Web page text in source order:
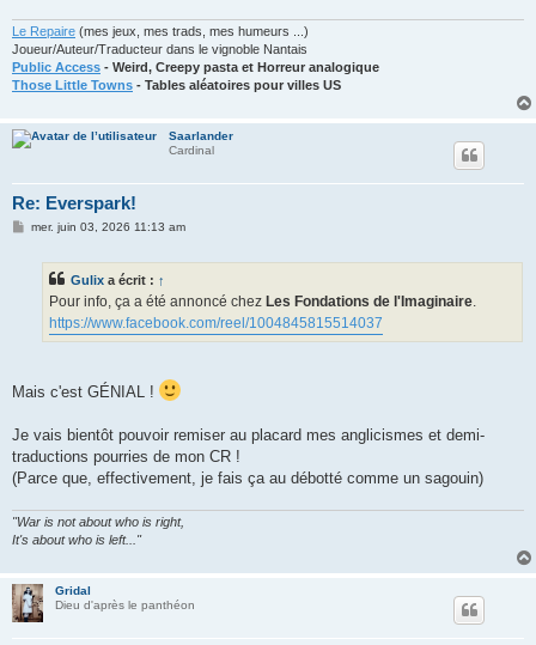
Le Repaire (mes jeux, mes trads, mes humeurs ...)
Joueur/Auteur/Traducteur dans le vignoble Nantais
Public Access - Weird, Creepy pasta et Horreur analogique
Those Little Towns - Tables aléatoires pour villes US
Saarlander
Cardinal
Re: Everspark!
Mmer. juin 03, 2026 11:13 am
Gulix a écrit : ↑
Pour info, ça a été annoncé chez Les Fondations de l'Imaginaire.
https://www.facebook.com/reel/1004845815514037
Mais c'est GÉNIAL !
Je vais bientôt pouvoir remiser au placard mes anglicismes et demi-
traductions pourries de mon CR !
(Parce que, effectivement, je fais ça au débotté comme un sagouin)
"War is not about who is right,
It's about who is left..."
Gridal
Dieu d'après le panthéon